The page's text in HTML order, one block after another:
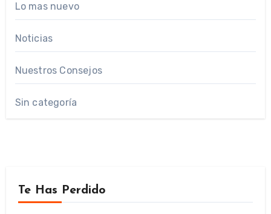
Lo mas nuevo
Noticias
Nuestros Consejos
Sin categoría
Te Has Perdido